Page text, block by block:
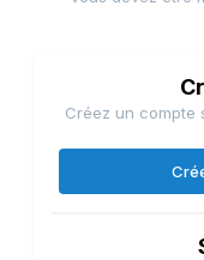
Créez un compte